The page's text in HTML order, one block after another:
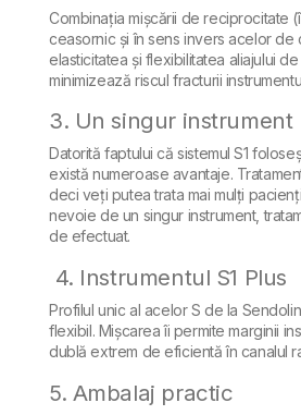
Combinația mișcării de reciprocitate
ceasornic și în sens invers acelor de
elasticitatea și flexibilitatea aliajului
minimizează riscul fracturii
3. Un singur instrument
Datorită faptului că sistemul S1
există numeroase avantaje.
deci veți putea trata mai mulți
nevoie de un singur instrument,
de efectuat.
4. Instrumentul S1 Plus
Profilul unic al acelor S de la
flexibil. Mișcarea îi permite marginii
dublă extrem de eficientă în canalul
5. Ambalaj practic